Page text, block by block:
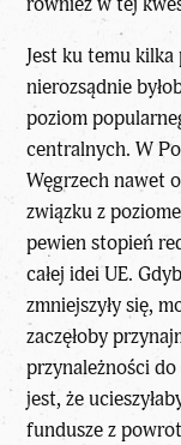
Jest ku temu
nierozsądnie
poziom
centralnych. W
Węgrzech nawet
związku z
pewien stopień
całej idei UE.
zmniejszyły się,
zaczęłoby
przynależności
jest, że
fundusze z